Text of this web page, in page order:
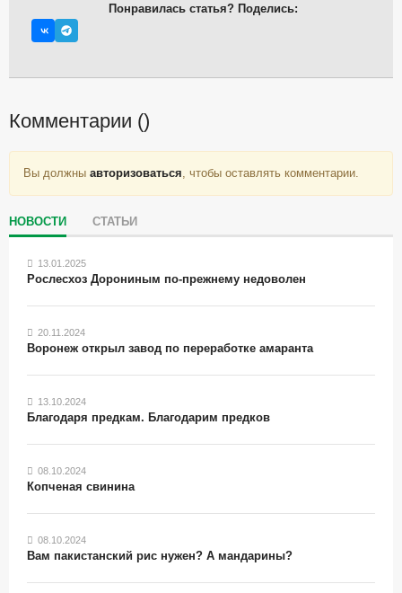
Понравилась статья? Поделись:
Комментарии ()
Вы должны авторизоваться , чтобы оставлять комментарии.
НОВОСТИ СТАТЬИ
13.01.2025
Рослесхоз Дорониным по-прежнему недоволен
20.11.2024
Воронеж открыл завод по переработке амаранта
13.10.2024
Благодаря предкам. Благодарим предков
08.10.2024
Копченая свинина
08.10.2024
Вам пакистанский рис нужен? А мандарины?